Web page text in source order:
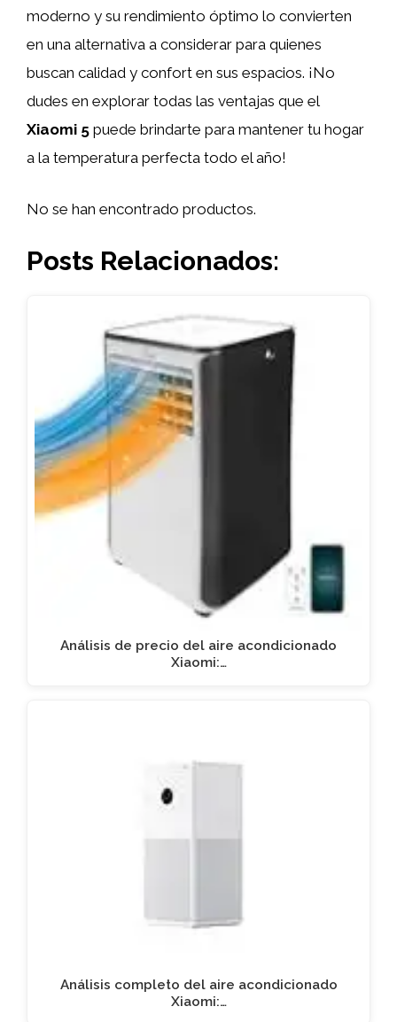
moderno y su rendimiento óptimo lo convierten
en una alternativa a considerar para quienes
buscan calidad y confort en sus espacios. ¡No
dudes en explorar todas las ventajas que el
Xiaomi 5 puede brindarte para mantener tu hogar
a la temperatura perfecta todo el año!
No se han encontrado productos.
Posts Relacionados:
Análisis de precio del aire acondicionado
Xiaomi:…
Análisis completo del aire acondicionado
Xiaomi:…